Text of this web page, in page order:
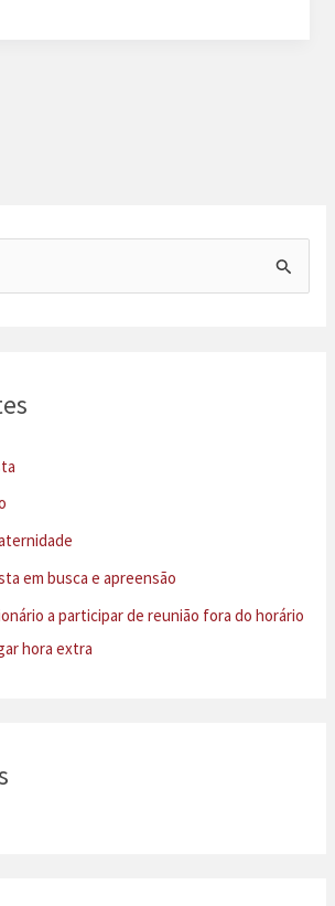
em busca e apreensão
a participar de reunião fora do horário
hora extra